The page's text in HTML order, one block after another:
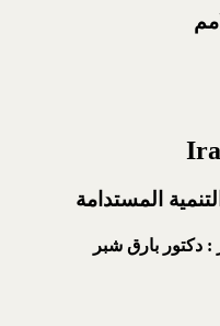
المستدامة
: دكتور بارق شبر